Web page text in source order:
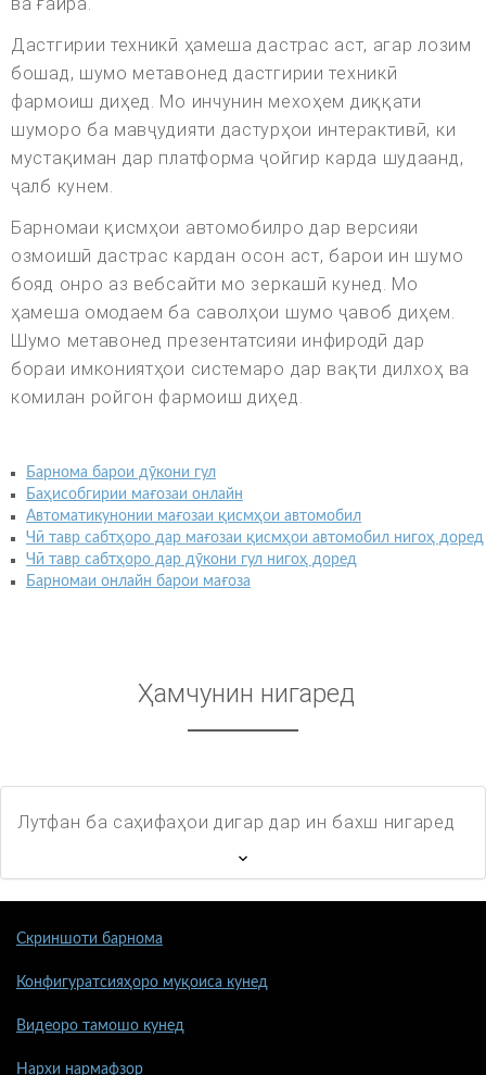
Дастгирии техникӣ ҳамеша дастрас аст, агар лозим
бошад, шумо метавонед дастгирии техникӣ
фармоиш диҳед. Мо инчунин мехоҳем диққати
шуморо ба мавҷудияти дастурҳои интерактивӣ, ки
мустақиман дар платформа ҷойгир карда шудаанд,
ҷалб кунем.
Барномаи қисмҳои автомобилро дар версияи
озмоишӣ дастрас кардан осон аст, барои ин шумо
бояд онро аз вебсайти мо зеркашӣ кунед. Мо
ҳамеша омодаем ба саволҳои шумо ҷавоб диҳем.
Шумо метавонед презентатсияи инфиродӣ дар
бораи имкониятҳои системаро дар вақти дилхоҳ ва
комилан ройгон фармоиш диҳед.
Барнома барои дӯкони гул
Баҳисобгирии мағозаи онлайн
Автоматикунонии мағозаи қисмҳои автомобил
Чӣ тавр сабтҳоро дар мағозаи қисмҳои автомобил нигоҳ доред
Чӣ тавр сабтҳоро дар дӯкони гул нигоҳ доред
Барномаи онлайн барои мағоза
Ҳамчунин нигаред
Лутфан ба саҳифаҳои дигар дар ин бахш нигаред
Скриншоти барнома
Конфигуратсияҳоро муқоиса кунед
Видеоро тамошо кунед
Нархи нармафзор